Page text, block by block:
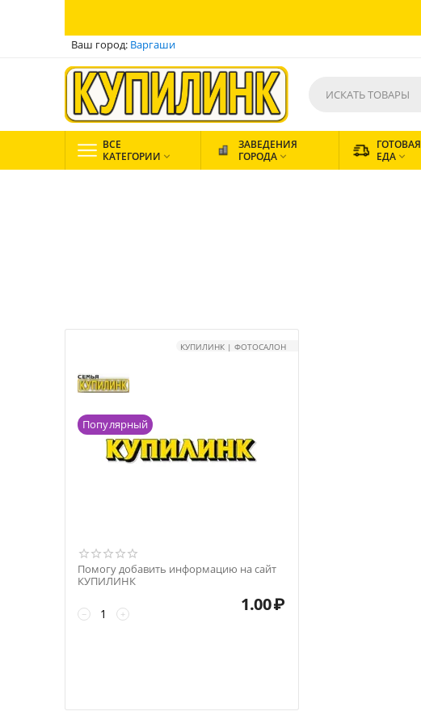
Ваш город: Варгаши
ВСЕ
КАТЕГОРИИ 
ЗАВЕДЕНИЯ
ГОРОДА 
ГОТОВАЯ
ЕДА 
КУПИЛИНК | ФОТОСАЛОН
Популярный
Помогу добавить информацию на сайт
КУПИЛИНК
+
− 1.00₽